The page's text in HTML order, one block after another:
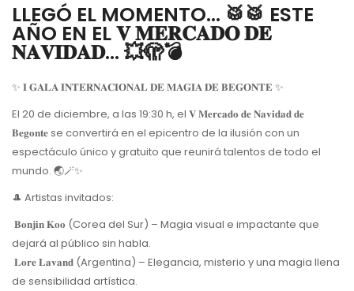
LLEGÓ EL MOMENTO... 🥁🥁 ESTE
AÑO EN EL 𝐕 𝐌𝐄𝐑𝐂𝐀𝐃𝐎 𝐃𝐄
𝐍𝐀𝐕𝐈𝐃𝐀𝐃... 💥🫣💣
✨ 𝐈 𝐆𝐀𝐋𝐀 𝐈𝐍𝐓𝐄𝐑𝐍𝐀𝐂𝐈𝐎𝐍𝐀𝐋 𝐃𝐄 𝐌𝐀𝐆𝐈𝐀 𝐃𝐄 𝐁𝐄𝐆𝐎𝐍𝐓𝐄 ✨
El 20 de diciembre, a las 19:30 h, el 𝐕 𝐌𝐞𝐫𝐜𝐚𝐝𝐨 𝐝𝐞 𝐍𝐚𝐯𝐢𝐝𝐚𝐝 𝐝𝐞
𝐁𝐞𝐠𝐨𝐧𝐭𝐞 se convertirá en el epicentro de la ilusión con un
espectáculo único y gratuito que reunirá talentos de todo el
mundo. 🌏🪄✨
🎩 Artistas invitados:
𝐁𝐨𝐧𝐣𝐢𝐧 𝐊𝐨𝐨 (Corea del Sur) – Magia visual e impactante que
dejará al público sin habla.
𝐋𝐨𝐫𝐞 𝐋𝐚𝐯𝐚𝐧𝐝 (Argentina) – Elegancia, misterio y una magia llena
de sensibilidad artística.